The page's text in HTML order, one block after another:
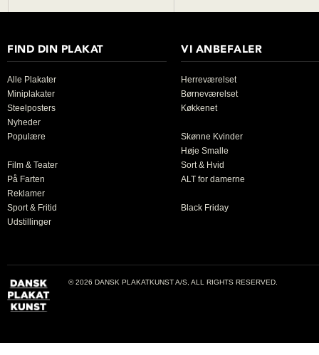
FIND DIN PLAKAT
Alle Plakater
Miniplakater
Steelposters
Nyheder
Populære
Film & Teater
På Farten
Reklamer
Sport & Fritid
Udstillinger
VI ANBEFALER
Herreværelset
Børneværelset
Køkkenet
Skønne Kvinder
Høje Smalle
Sort & Hvid
ALT for damerne
Black Friday
© 2026 DANSK PLAKATKUNST A/S, ALL RIGHTS RESERVED.